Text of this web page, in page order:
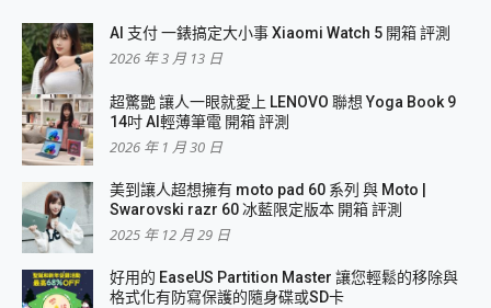
AI 支付 一錶搞定大小事 Xiaomi Watch 5 開箱 評測
2026 年 3 月 13 日
超驚艷 讓人一眼就愛上 LENOVO 聯想 Yoga Book 9
14吋 AI輕薄筆電 開箱 評測
2026 年 1 月 30 日
美到讓人超想擁有 moto pad 60 系列 與 Moto |
Swarovski razr 60 冰藍限定版本 開箱 評測
2025 年 12 月 29 日
好用的 EaseUS Partition Master 讓您輕鬆的移除與
格式化有防寫保護的隨身碟或SD卡